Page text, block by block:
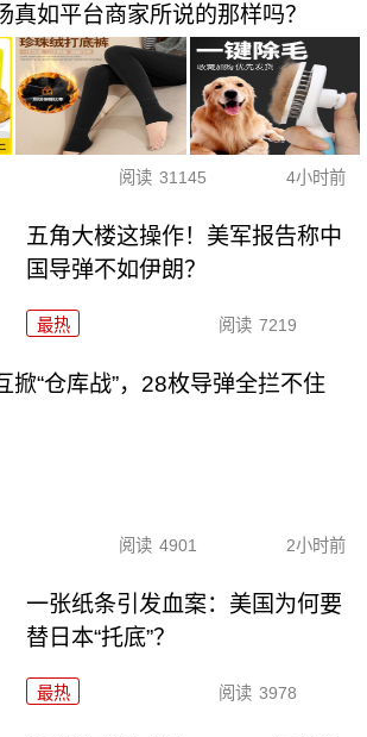
真如平台商家所说的那样吗？
阅读 31145 4小时前
五角大楼这操作！美军报告称中
国导弹不如伊朗？
最热 阅读 7219
掀“仓库战”，28枚导弹全拦不住
阅读 4901 2小时前
一张纸条引发血案：美国为何要
替日本“托底”？
最热 阅读 3978